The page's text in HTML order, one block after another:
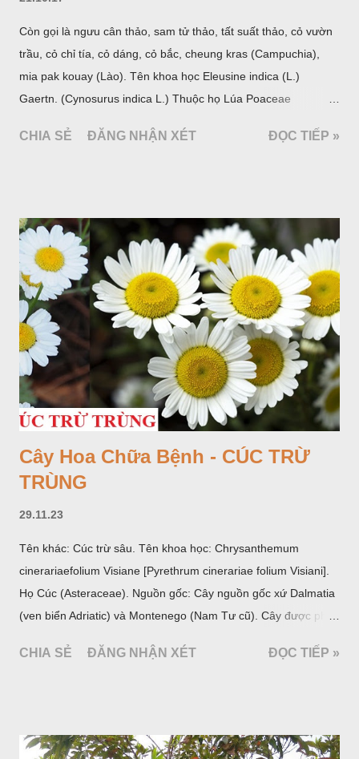
Còn gọi là ngưu cân thảo, sam tử thảo, tất suất thảo, cỏ vườn
trầu, cỏ chỉ tía, cỏ dáng, cỏ bắc, cheung kras (Campuchia),
mia pak kouay (Lào). Tên khoa học Eleusine indica (L.)
Gaertn. (Cynosurus indica L.) Thuộc họ Lúa Poaceae
CHIA SẺ ĐĂNG NHẬN XÉT ĐỌC TIẾP »
Cây Hoa Chữa Bệnh - CÚC TRỪ
TRÙNG
29.11.23
Tên khác: Cúc trừ sâu. Tên khoa học: Chrysanthemum
cinerariaefolium Visiane [Pyrethrum cinerariae folium Visiani].
Họ Cúc (Asteraceae). Nguồn gốc: Cây nguồn gốc xứ Dalmatia
(ven biển Adriatic) và Montenego (Nam Tư cũ). Cây được phân
trồng để khai thác: Pháp, Nga, Đức, Nam Tư (cũ), sau lan
Tam Đảo (Vĩnh Phúc), đã thu được kết quả ban đầu (những
CHIA SẺ ĐĂNG NHẬN XÉT ĐỌC TIẾP »